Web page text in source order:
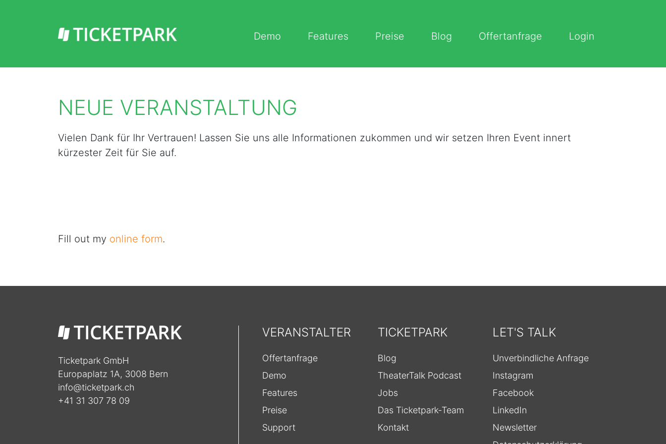
Demo Features Preise Blog Offertanfrage Login
NEUE VERANSTALTUNG
Vielen Dank für Ihr Vertrauen! Lassen Sie uns alle Informationen zukommen und wir setzen Ihren Event innert
kürzester Zeit für Sie auf.
Fill out my online form.
Ticketpark GmbH
Europaplatz 1A, 3008 Bern
info@ticketpark.ch
+41 31 307 78 09
VERANSTALTER
Offertanfrage
Demo
Features
Preise
Support
TICKETPARK
Blog
TheaterTalk Podcast
Jobs
Das Ticketpark-Team
Kontakt
LET'S TALK
Unverbindliche Anfrage
Instagram
Facebook
LinkedIn
Newsletter